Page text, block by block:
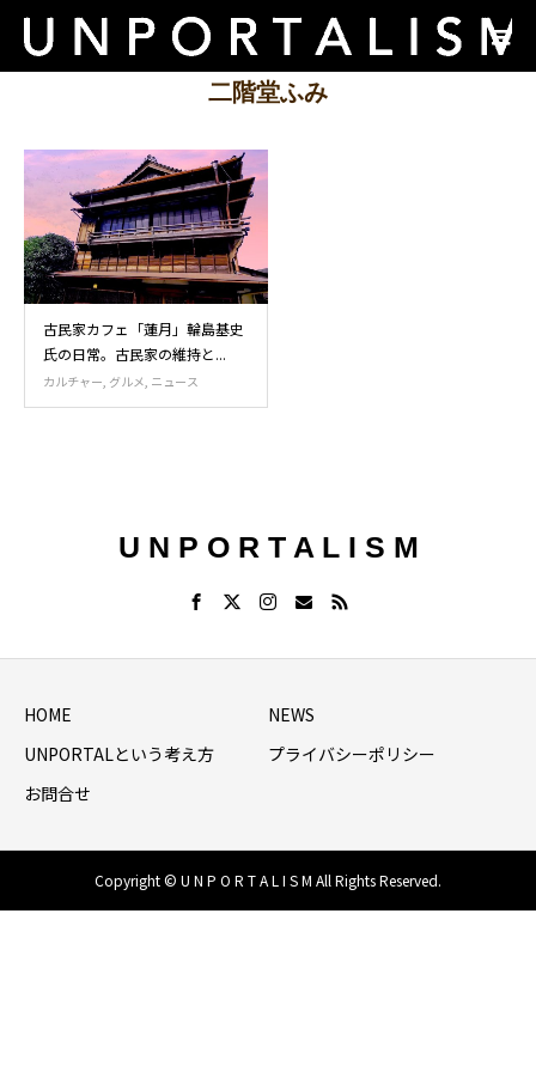
二階堂ふみ
古民家カフェ「蓮月」輪島基史
氏の日常。古民家の維持と...
カルチャー, グルメ, ニュース
U N P O R T A L I S M
HOME
NEWS
UNPORTALという考え方
プライバシーポリシー
お問合せ
Copyright © U N P O R T A L I S M All Rights Reserved.